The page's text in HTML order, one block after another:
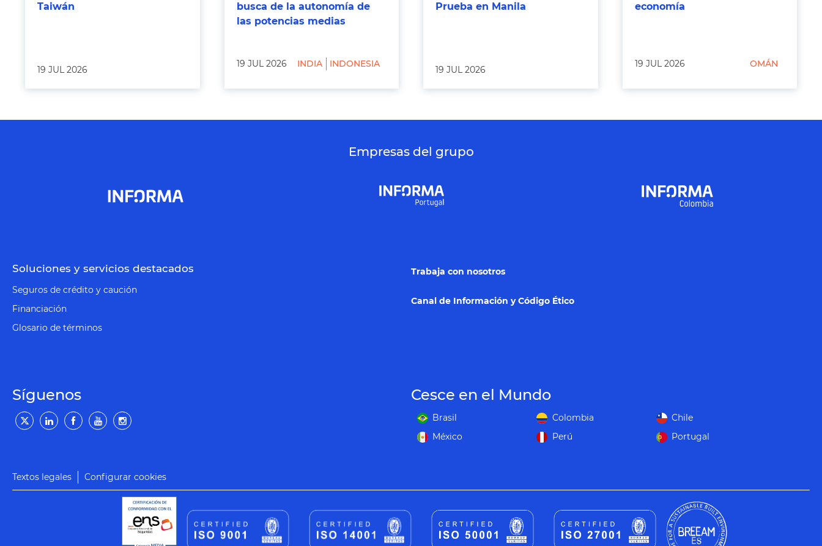
Taiwán
19 JUL 2026
busca de la autonomía de
las potencias medias
19 JUL 2026 INDIA INDONESIA
Prueba en Manila
19 JUL 2026
economía
19 JUL 2026 OMÁN
Empresas del grupo
Soluciones y servicios destacados
Seguros de crédito y caución
Financiación
Glosario de términos
Trabaja con nosotros
Canal de Información y Código Ético
Síguenos Cesce en el Mundo
Brasil Colombia
Chile
México
Perú Portugal
Textos legales Configurar cookies